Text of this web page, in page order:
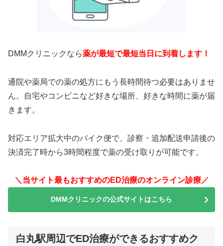
DMMクリニックなら薬が最短で最短当日に到着します！
通院や薬局での薬の処方にもう長時間待つ必要はありませ
ん。自宅やコンビニなど好きな場所、好きな時間に薬が届
きます。
対応エリア拡大中のバイク便で、診察・追加配送申請後の
決済完了時から3時間程度で薬の受け取りが可能です。
＼当サイト最もおすすめのED治療のオンライン診療／
DMMクリニックの公式サイトはこちら
白丸駅周辺でED治療ができるおすすめク